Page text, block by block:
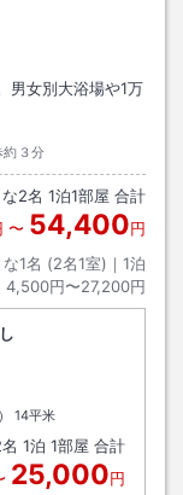
男女別大浴場や1万
３分
2名 1泊1部屋 合計
〜 54,400円
な1名 (2名1室)｜ 1泊
4,500円〜27,200円
14平米
名 1泊 1部屋 合計
25,000円